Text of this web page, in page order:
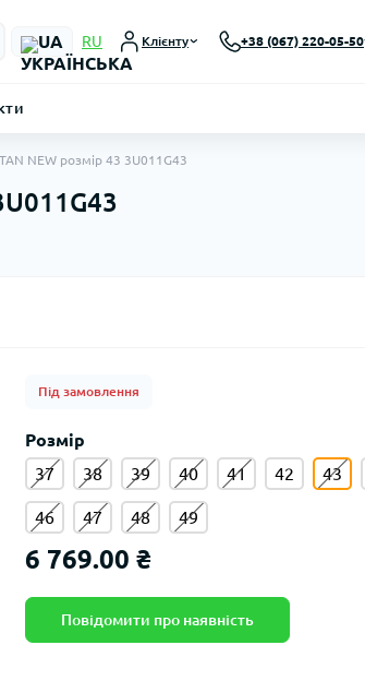
UA RU Клієнту +38 (067) 220-05-50
NEW розмір 43 3U011G43
Під замовлення
Розмір
37
38 39 40 41 42 43
46 47 48 49
6 769.00 ₴
Повідомити про наявність